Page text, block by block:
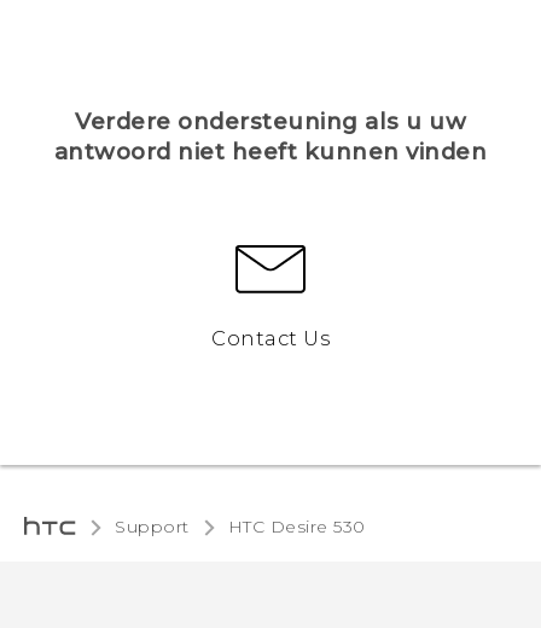
Verdere ondersteuning als u uw
antwoord niet heeft kunnen vinden
Contact Us
Support HTC Desire 530‎